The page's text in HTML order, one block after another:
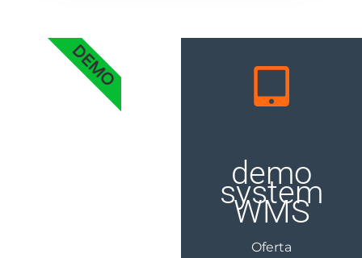
demo
system
WMS
Oferta
DEMO